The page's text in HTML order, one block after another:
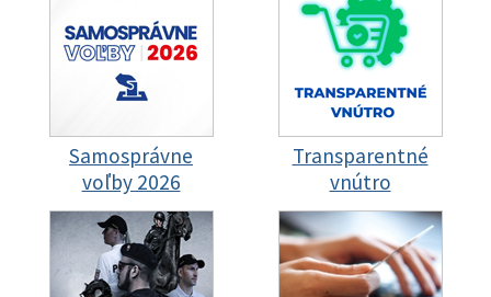
Samosprávne
voľby 2026
Transparentné
vnútro